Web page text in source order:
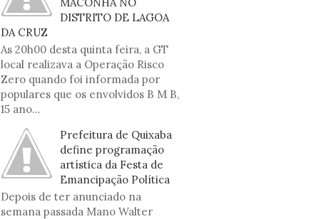
DISTRITO DE LAGOA
DA CRUZ
As 20h00 desta quinta feira, a GT
local realizava a Operação Risco
Zero quando foi informada por
populares que os envolvidos B M B,
15 ano...
Prefeitura de Quixaba
define programação
artística da Festa de
Emancipação Política
Depois de ter anunciado na
semana passada Mano Walter